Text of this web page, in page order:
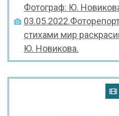
Фотограф: Ю.
стихами мир
Ю. Новикова.